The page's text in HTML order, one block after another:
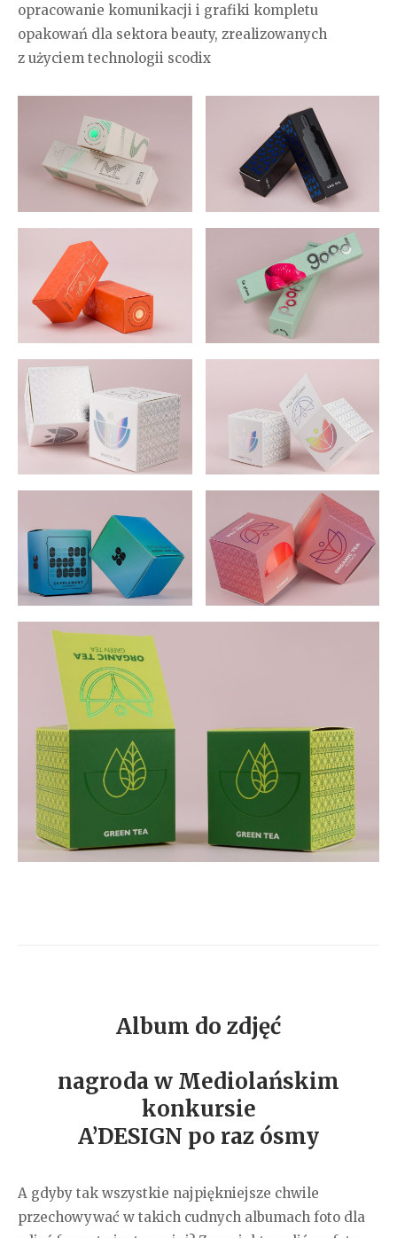
opracowanie komunikacji i grafiki kompletu
opakowań dla sektora beauty, zrealizowanych
z użyciem technologii scodix
Album do zdjęć
nagroda w Mediolańskim
konkursie
A’DESIGN po raz ósmy
A gdyby tak wszystkie najpiękniejsze chwile
przechowywać w takich cudnych albumach foto dla